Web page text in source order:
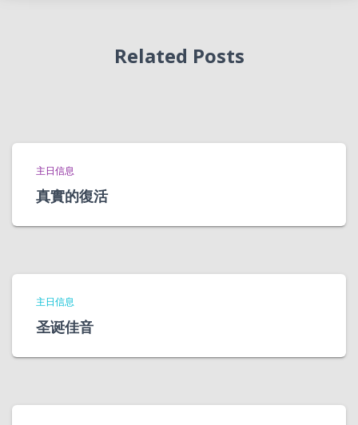
Related Posts
主日信息
真實的復活
主日信息
圣诞佳音